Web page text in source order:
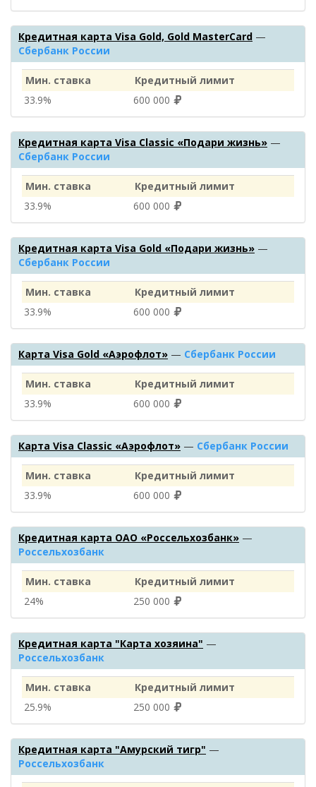
Кредитная карта Visa Gold, Gold MasterCard —
Сбербанк России
Мин. ставка
Кредитный лимит
33.9%
600 000
Кредитная карта Visa Classic «Подари жизнь» —
Сбербанк России
Мин. ставка
Кредитный лимит
33.9%
600 000
Кредитная карта Visa Gold «Подари жизнь» —
Сбербанк России
Мин. ставка
Кредитный лимит
33.9%
600 000
Карта Visa Gold «Аэрофлот» — Сбербанк России
Мин. ставка
Кредитный лимит
33.9%
600 000
Карта Visa Classic «Аэрофлот» — Сбербанк России
Мин. ставка
Кредитный лимит
33.9%
600 000
Кредитная карта ОАО «Россельхозбанк» —
Россельхозбанк
Мин. ставка
Кредитный лимит
24%
250 000
Кредитная карта "Карта хозяина" —
Россельхозбанк
Мин. ставка
Кредитный лимит
25.9%
250 000
Кредитная карта "Амурский тигр" —
Россельхозбанк